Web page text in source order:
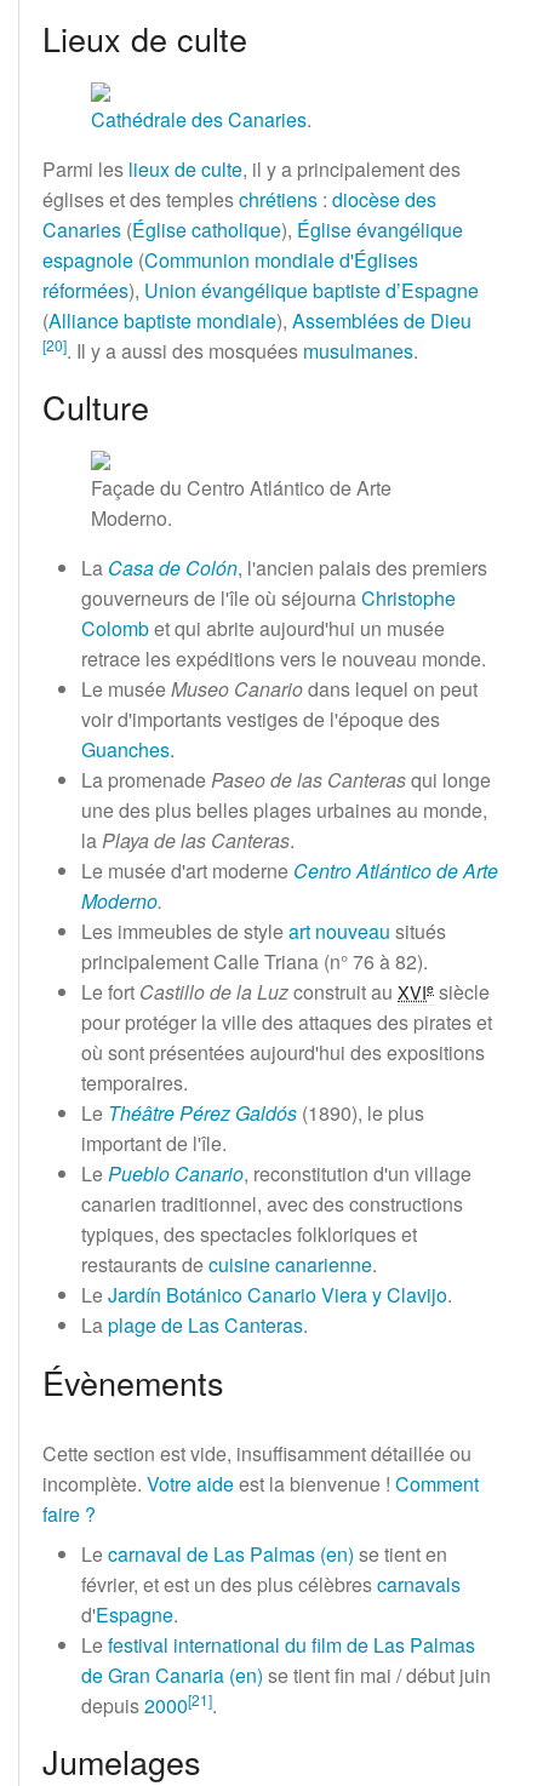
Lieux de culte
Cathédrale des Canaries.
Parmi les lieux de culte, il y a principalement des
églises et des templeschrétiens : diocèse des
Canaries (Église catholique), Église évangélique
espagnole (Communion mondiale d'Églises
réformées), Union évangélique baptiste d’Espagne
(Alliance baptiste mondiale), Assemblées de Dieu
[20]. Il y a aussi des mosquées musulmanes.
Culture
Façade du Centro Atlántico de Arte
Moderno.
La Casa de Colón, l'ancien palais des premiers
gouverneurs de l'île où séjournaChristophe
Colombet qui abrite aujourd'hui un musée
retrace les expéditions vers le nouveau monde.
Le muséeMuseo Canariodans lequel on peut
voir d'importants vestiges de l'époque des
Guanches.
La promenadePaseo de las Canterasqui longe
une des plus belles plages urbaines au monde,
laPlaya de las Canteras.
Le musée d'art moderne Centro Atlántico de Arte
Moderno.
Les immeubles de styleart nouveau situés
principalement Calle Triana (n° 76 à 82).
Le fort Castillo de la Luzconstruit au XVIe siècle
pour protéger la ville des attaques des pirates et
où sont présentées aujourd'hui des expositions
temporaires.
Le Théâtre Pérez Galdós (1890), le plus
important de l'île.
LePueblo Canario, reconstitution d'un village
canarien traditionnel, avec des constructions
typiques, des spectacles folkloriques et
restaurants decuisine canarienne.
LeJardín Botánico Canario Viera y Clavijo.
Laplage de Las Canteras.
Évènements
Cette section est vide, insuffisamment détaillée ou
incomplète. Votre aideest la bienvenue ! Comment
faire ?
Lecarnaval de Las Palmas (en) se tient en
février, et est un des plus célèbrescarnavals
d'Espagne.
Lefestival international du film de Las Palmas
de Gran Canaria (en) se tient fin mai / début juin
depuis2000[21].
Jumelages